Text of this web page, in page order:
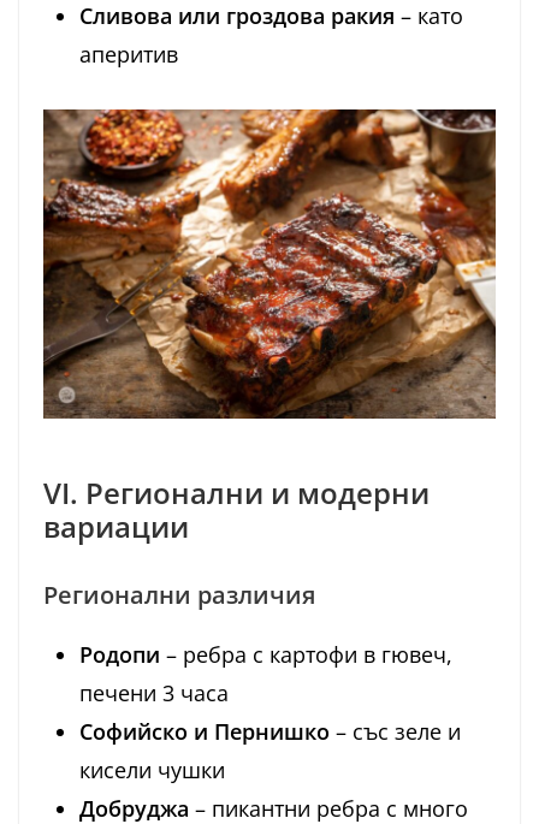
Сливова или гроздова ракия – като
аперитив
VI. Регионални и модерни
вариации
Регионални различия
Родопи – ребра с картофи в гювеч,
печени 3 часа
Софийско и Пернишко – със зеле и
кисели чушки
Добруджа – пикантни ребра с много